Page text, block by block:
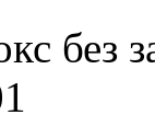
без